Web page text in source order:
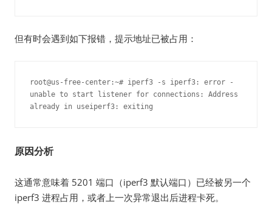
但有时会遇到如下报错，提示地址已被占用：
root@us-free-center:~# iperf3 -s iperf3: error -
unable to start listener for connections: Address
already in useiperf3: exiting
原因分析
这通常意味着 5201 端口（iperf3 默认端口）已经被另一个
iperf3 进程占用，或者上一次异常退出后进程卡死。